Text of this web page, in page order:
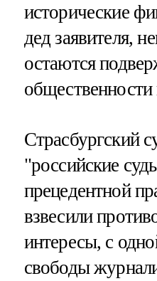
исторические
дед заявителя,
остаются
общественности
Страсбургский
"российские
прецедентной
взвесили
интересы, с
свободы